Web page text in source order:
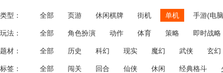
类型： 全部 页游 休闲棋牌 街机 单机 手游(电
玩法： 全部 角色扮演 动作 体育 策略
即时战略
飞行
恋爱 第三人称射击 棋类 牌类 麻将
题材： 全部 历史 科幻 现实 魔幻 武侠 玄幻
标签： 全部 闯关 回合 仙侠 休闲 经典格斗